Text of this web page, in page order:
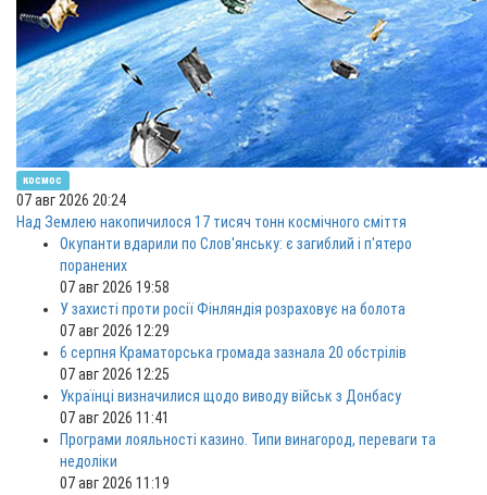
космос
07 авг 2026 20:24
Над Землею накопичилося 17 тисяч тонн космічного сміття
Окупанти вдарили по Слов'янську: є загиблий і п'ятеро
поранених
07 авг 2026 19:58
У захисті проти росії Фінляндія розраховує на болота
07 авг 2026 12:29
6 серпня Краматорська громада зазнала 20 обстрілів
07 авг 2026 12:25
Українці визначилися щодо виводу військ з Донбасу
07 авг 2026 11:41
Програми лояльності казино. Типи винагород, переваги та
недоліки
07 авг 2026 11:19